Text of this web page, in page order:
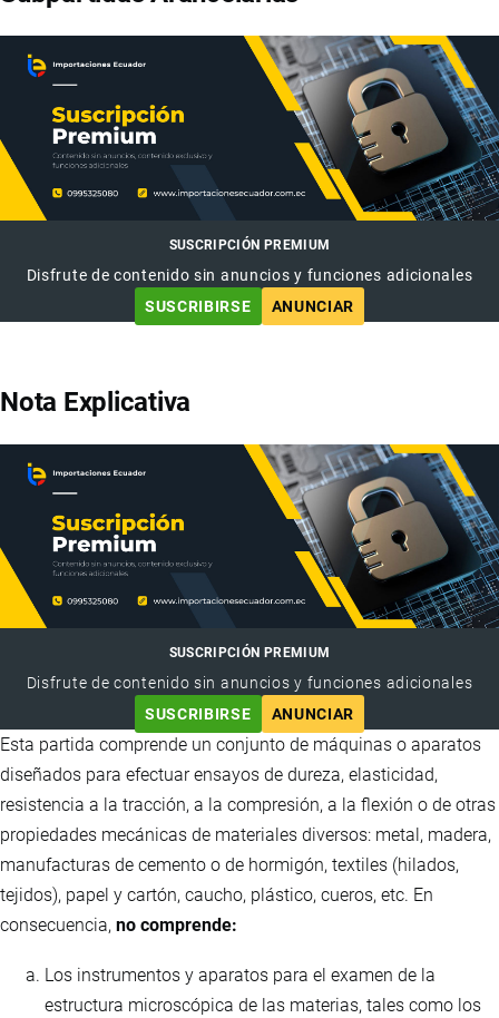
SUSCRIPCIÓN PREMIUM
Disfrute de contenido sin anuncios y funciones adicionales
SUSCRIBIRSE
ANUNCIAR
Nota Explicativa
SUSCRIPCIÓN PREMIUM
Disfrute de contenido sin anuncios y funciones adicionales
SUSCRIBIRSE
ANUNCIAR
Esta partida comprende un conjunto de máquinas o aparatos
diseñados para efectuar ensayos de dureza, elasticidad,
resistencia a la tracción, a la compresión, a la flexión o de otras
propiedades mecánicas de materiales diversos: metal, madera,
manufacturas de cemento o de hormigón, textiles (hilados,
tejidos), papel y cartón, caucho, plástico, cueros, etc. En
consecuencia, no comprende:
Los instrumentos y aparatos para el examen de la
estructura microscópica de las materias, tales como los